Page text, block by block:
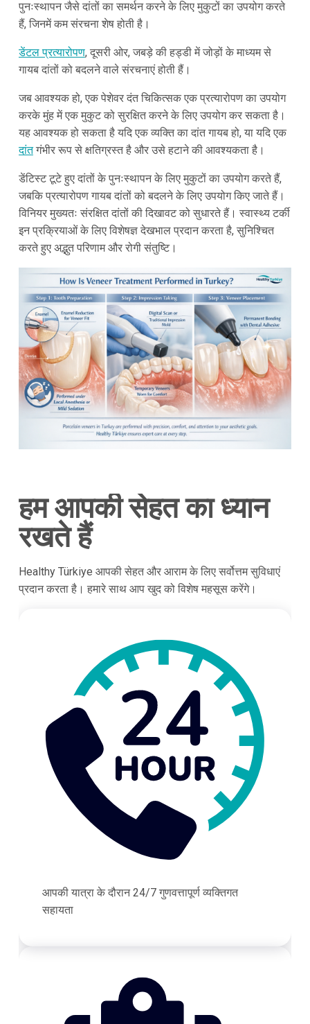
पुनःस्थापन जैसे दांतों का समर्थन करने के लिए मुकुटों का उपयोग करते
हैं, जिनमें कम संरचना शेष होती है।
डेंटल प्रत्यारोपण, दूसरी ओर, जबड़े की हड्डी में जोड़ों के माध्यम से
गायब दांतों को बदलने वाले संरचनाएं होती हैं।
जब आवश्यक हो, एक पेशेवर दंत चिकित्सक एक प्रत्यारोपण का उपयोग
करके मुंह में एक मुकुट को सुरक्षित करने के लिए उपयोग कर सकता है।
यह आवश्यक हो सकता है यदि एक व्यक्ति का दांत गायब हो, या यदि एक
दांतगंभीर रूप से क्षतिग्रस्त है और उसे हटाने की आवश्यकता है।
डेंटिस्ट टूटे हुए दांतों के पुनःस्थापन के लिए मुकुटों का उपयोग करते हैं,
जबकि प्रत्यारोपण गायब दांतों को बदलने के लिए उपयोग किए जाते हैं।
विनियर मुख्यतः संरक्षित दांतों की दिखावट को सुधारते हैं। स्वास्थ्य टर्की
इन प्रक्रियाओं के लिए विशेषज्ञ देखभाल प्रदान करता है, सुनिश्चित
करते हुए अद्भुत परिणाम और रोगी संतुष्टि।
हम आपकी सेहत का ध्यान
रखते हैं
Healthy Türkiye आपकी सेहत और आराम के लिए सर्वोत्तम सुविधाएं
प्रदान करता है। हमारे साथ आप खुद को विशेष महसूस करेंगे।
आपकी यात्रा के दौरान 24/7 गुणवत्तापूर्ण व्यक्तिगत
सहायता